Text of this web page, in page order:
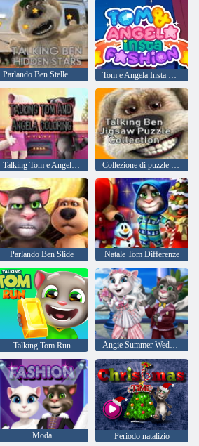
Tom e Angela Insta Fashion
Talking Tom e Angela Coloring
Parlando Ben Slide Natale Tom Differenze
Talking Tom Run Angie Summer Wedding!
Moda Periodo natalizio